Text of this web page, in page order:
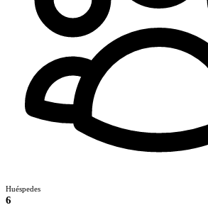
Huéspedes
6